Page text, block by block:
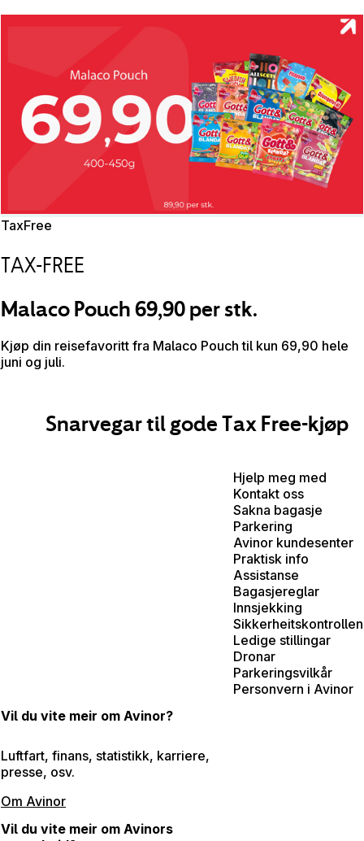
Snarvegar til gode Tax Free-kjøp
TaxFree
TAX-FREE
Malaco Pouch 69,90 per stk.
Kjøp din reisefavoritt fra Malaco Pouch til kun 69,90 hele
juni og juli.
Hjelp meg med
Kontakt oss
Sakna bagasje
Parkering
Avinor kundesenter
Praktisk info
Assistanse
Bagasjereglar
Innsjekking
Sikkerheitskontrollen
Ledige stillingar
Dronar
Parkeringsvilkår
Personvern i Avinor
Vil du vite meir om Avinor?
Luftfart, finans, statistikk, karriere,
presse, osv.
Om Avinor
Vil du vite meir om Avinors